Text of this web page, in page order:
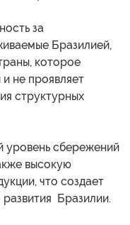
за
Бразилией,
которое
не проявляет
структурных
уровень сбережений
высокую
что создает
Бразилии.